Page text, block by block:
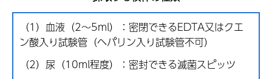
（1）血液（2～5ml）：密閉できるEDTA又はクエ
ン酸入り試験管（ヘパリン入り試験管不可）
（2）尿（10ml程度）：密封できる滅菌スピッツ